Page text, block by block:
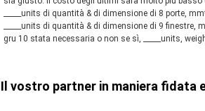
_____units di quantità & di dimensione di 8 porte,
_____units di quantità & di dimensione di 9 finestre,
gru 10 stata necessaria o non se sì, _____units,
Il vostro partner in maniera fidata